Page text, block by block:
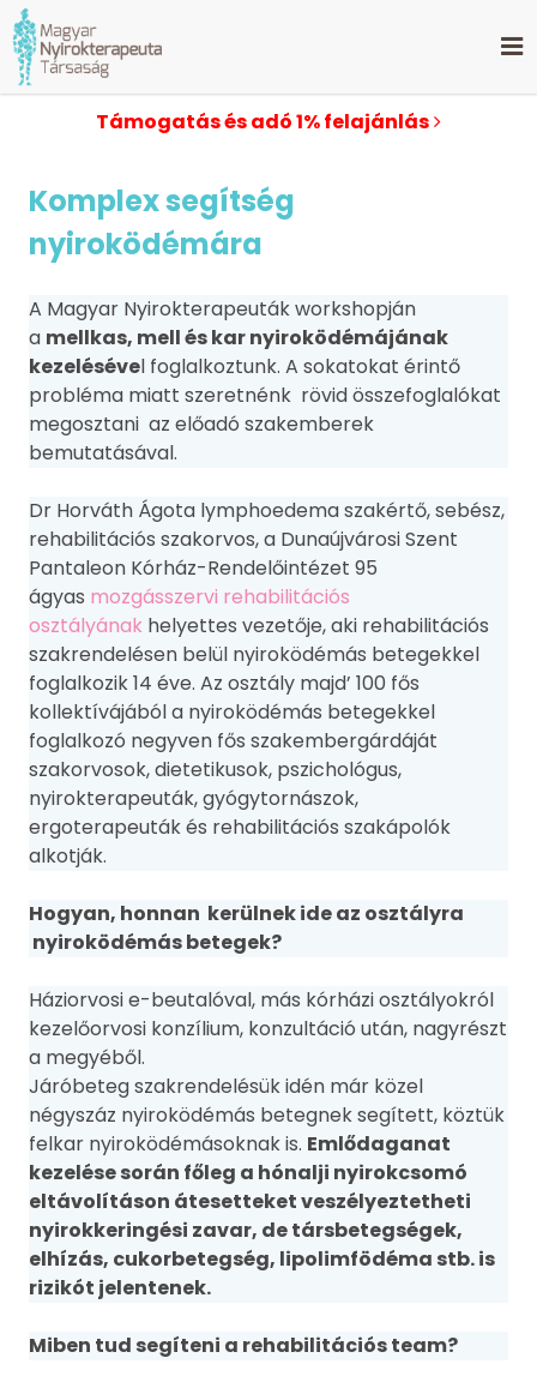
Támogatás és adó 1% felajánlás
Komplex segítség
nyiroködémára
A Magyar Nyirokterapeuták workshopján
a mellkas, mell és kar nyiroködémájának
kezelésével foglalkoztunk. A sokatokat érintő
probléma miatt szeretnénk rövid összefoglalókat
megosztani az előadó szakemberek
bemutatásával.
Dr Horváth Ágota lymphoedema szakértő, sebész,
rehabilitációs szakorvos, a Dunaújvárosi Szent
Pantaleon Kórház-Rendelőintézet 95
ágyas mozgásszervi rehabilitációs
osztályának helyettes vezetője, aki rehabilitációs
szakrendelésen belül nyiroködémás betegekkel
foglalkozik 14 éve. Az osztály majd’ 100 fős
kollektívájából a nyiroködémás betegekkel
foglalkozó negyven fős szakembergárdáját
szakorvosok, dietetikusok, pszichológus,
nyirokterapeuták, gyógytornászok,
ergoterapeuták és rehabilitációs szakápolók
alkotják.
Hogyan, honnan kerülnek ide az osztályra
nyiroködémás betegek?
Háziorvosi e-beutalóval, más kórházi osztályokról
kezelőorvosi konzílium, konzultáció után, nagyrészt
a megyéből.
Járóbeteg szakrendelésük idén már közel
négyszáz nyiroködémás betegnek segített, köztük
felkar nyiroködémásoknak is. Emlődaganat
kezelése során főleg a hónalji nyirokcsomó
eltávolításon átesetteket veszélyeztetheti
nyirokkeringési zavar, de társbetegségek,
elhízás, cukorbetegség, lipolimfödéma stb. is
rizikót jelentenek.
Miben tud segíteni a rehabilitációs team?